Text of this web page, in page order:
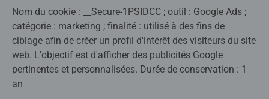
Nom du cookie : __Secure-1PSIDCC ; outil : Google Ads ;
catégorie : marketing ; finalité : utilisé à des fins de
ciblage afin de créer un profil d'intérêt des visiteurs du site
web. L'objectif est d'afficher des publicités Google
pertinentes et personnalisées. Durée de conservation : 1
an